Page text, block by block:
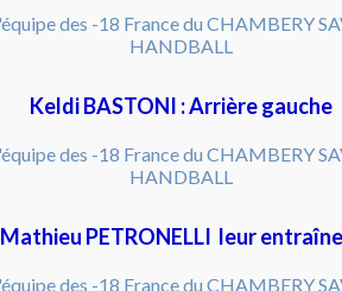
Keldi BASTONI : Arrière gauche
Mathieu PETRONELLI leur